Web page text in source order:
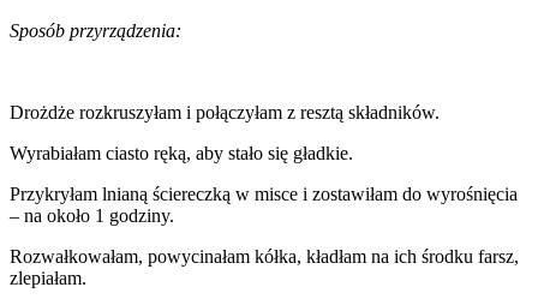
Sposób przyrządzenia:
Drożdże rozkruszyłam i połączyłam z resztą składników.
Wyrabiałam ciasto ręką, aby stało się gładkie.
Przykryłam lnianą ściereczką w misce i zostawiłam do wyrośnięcia
– na około 1 godziny.
Rozwałkowałam, powycinałam kółka, kładłam na ich środku farsz,
zlepiałam.